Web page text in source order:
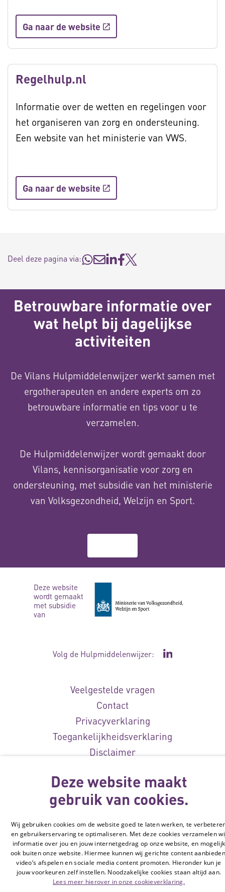
Ga naar de website
Regelhulp.nl
Informatie over de wetten en regelingen voor
het organiseren van zorg en ondersteuning.
Een website van het ministerie van VWS.
Ga naar de website
Deel deze pagina via:
Betrouwbare informatie over
wat helpt bij dagelijkse
activiteiten
De Vilans Hulpmiddelenwijzer werkt samen met
ergotherapeuten en andere experts om zo
betrouwbare informatie en tips voor u te
verzamelen.
De Hulpmiddelenwijzer wordt gemaakt door
Vilans, kennisorganisatie voor zorg en
ondersteuning, met subsidie van het ministerie
van Volksgezondheid, Welzijn en Sport.
Deze website
wordt gemaakt
met subsidie
van
Volg de Hulpmiddelenwijzer: Ga naar de
Veelgestelde vragen
Contact
Privacyverklaring
Toegankelijkheidsverklaring
Disclaimer
© Vilans, 2026
Deze website maakt
gebruik van cookies.
Wij gebruiken cookies om de website goed te laten werken, te
en gebruikerservaring te optimaliseren. Met deze cookies verzamelen
informatie over jou en jouw internetgedrag op onze website, en mogelijk
ook buiten onze website. Hiermee kunnen wij gerichte content
video’s afspelen en sociale media content promoten. Hieronder kun je
jouw voorkeuren zelf instellen. Noodzakelijke cookies staan altijd aan.
Lees meer hierover in onze cookieverklaring.